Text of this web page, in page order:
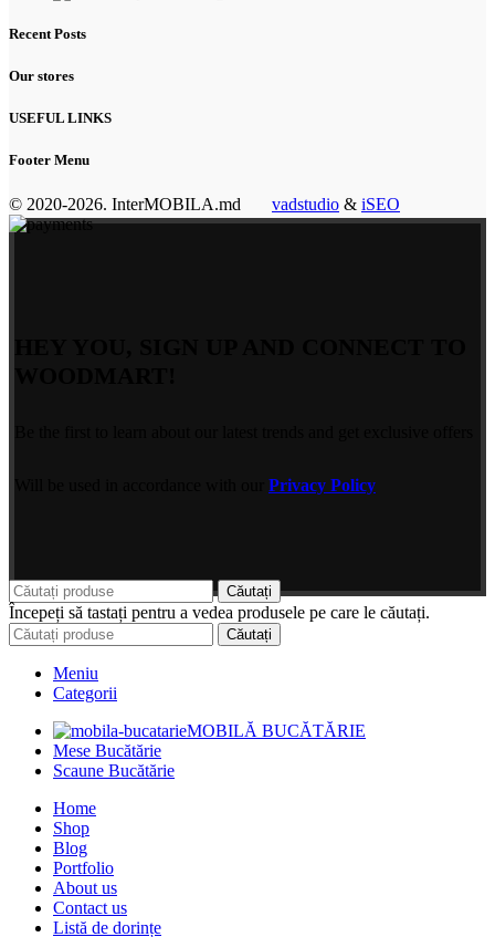
Recent Posts
Our stores
USEFUL LINKS
Footer Menu
© 2020-2026. InterMOBILA.md vadstudio & iSEO
Privacy Policy
Căutați
Începeți să tastați pentru a vedea produsele pe care le căutați.
Căutați
Meniu
Categorii
MOBILĂ BUCĂTĂRIE
Mese Bucătărie
Scaune Bucătărie
Home
Shop
Blog
Portfolio
About us
Contact us
Listă de dorințe